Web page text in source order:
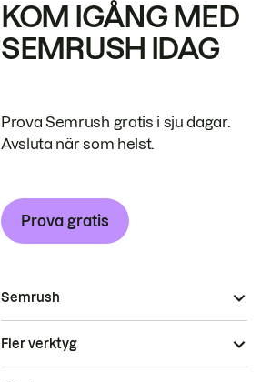
KOM IGÅNG MED
SEMRUSH IDAG
Prova Semrush gratis i sju dagar.
Avsluta när som helst.
Prova gratis
Semrush
Fler verktyg